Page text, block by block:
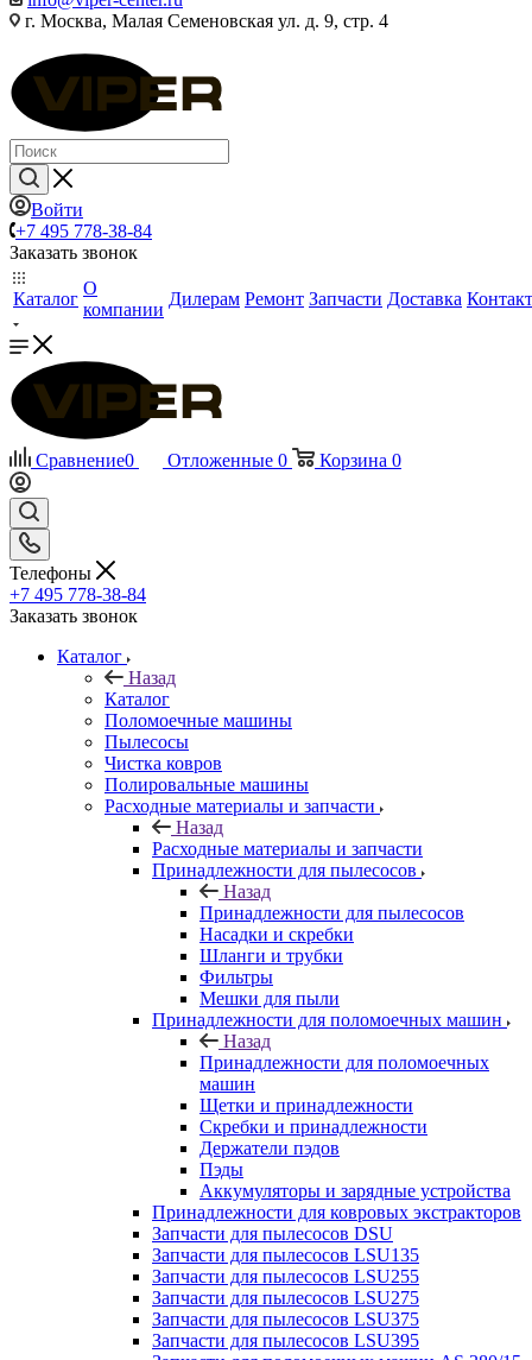
г. Москва, Малая Семеновская ул. д. 9, стр. 4
Войти
+7 495 778-38-84
Заказать звонок
Каталог
О
компании
Дилерам Ремонт Запчасти Доставка
Сравнение0 Отложенные 0 Корзина 0
Телефоны
+7 495 778-38-84
Заказать звонок
Каталог
Назад
Каталог
Поломоечные машины
Пылесосы
Чистка ковров
Полировальные машины
Расходные материалы и запчасти
Назад
Расходные материалы и запчасти
Принадлежности для пылесосов
Назад
Принадлежности для пылесосов
Насадки и скребки
Шланги и трубки
Фильтры
Мешки для пыли
Принадлежности для поломоечных машин
Назад
Принадлежности для поломоечных
машин
Щетки и принадлежности
Скребки и принадлежности
Держатели пэдов
Пэды
Аккумуляторы и зарядные устройства
Принадлежности для ковровых экстракторов
Запчасти для пылесосов DSU
Запчасти для пылесосов LSU135
Запчасти для пылесосов LSU255
Запчасти для пылесосов LSU275
Запчасти для пылесосов LSU375
Запчасти для пылесосов LSU395